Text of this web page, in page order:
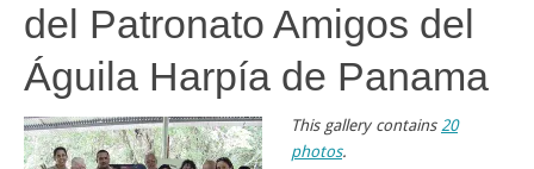
del Patronato Amigos del
Águila Harpía de Panama
This gallery contains20
photos.